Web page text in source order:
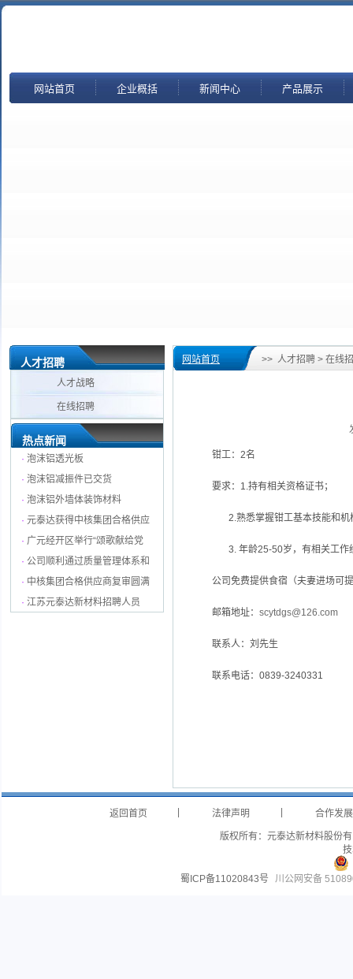
网站首页 企业概括 新闻中心 产品展示
人才招聘
人才战略
在线招聘
热点新闻
· 泡沫铝透光板
· 泡沫铝减振件已交货
· 泡沫铝外墙体装饰材料
· 元泰达获得中核集团合格供应
· 广元经开区举行“颂歌献给党
· 公司顺利通过质量管理体系和
· 中核集团合格供应商复审圆满
· 江苏元泰达新材料招聘人员
网站首页 >> 人才招聘 > 在线
钳工：2名
要求：1.持有相关资格证书；
2.熟悉掌握钳工基本技能和机
3. 年龄25-50岁，有相关工作
公司免费提供食宿（夫妻进场可
邮箱地址： scytdgs@126.com
联系人：刘先生
联系电话：0839-3240331
返回首页 法律声明 合作发展
版权所有：元泰达新材料股份
蜀ICP备11020843号 川公网安备